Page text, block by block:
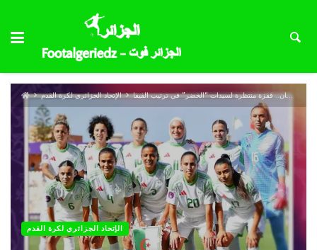
الإتحاد الجزائري لكرة القدم بعد المشوار البطولي في الكان.. قفزة منتظرة لسيدات “الخضر” في ترتيب الفيفا
الإتحاد الجزائري لكرة القدم